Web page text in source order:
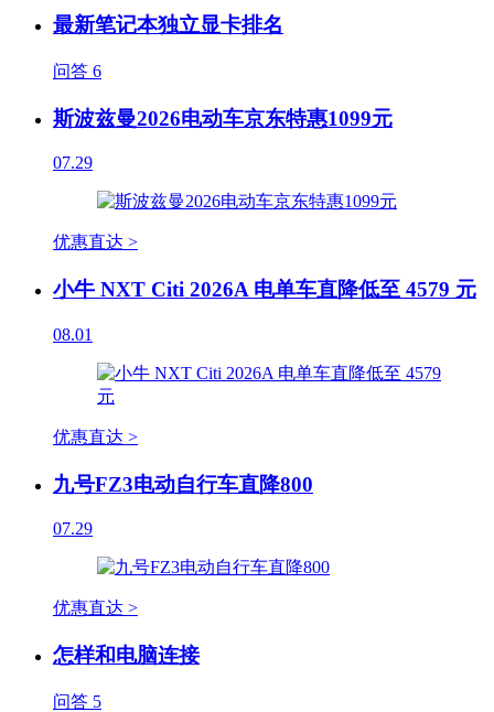
最新笔记本独立显卡排名
问答 6
斯波兹曼2026电动车京东特惠1099元
07.29
优惠直达 >
小牛 NXT Citi 2026A 电单车直降低至 4579 元
08.01
优惠直达 >
九号FZ3电动自行车直降800
07.29
优惠直达 >
怎样和电脑连接
问答 5